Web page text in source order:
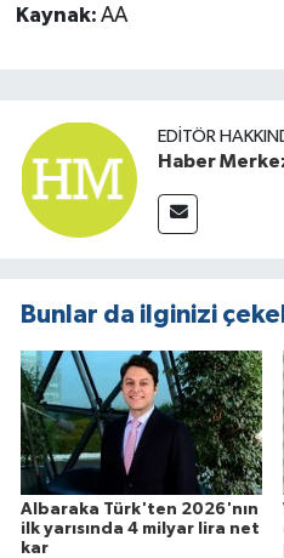
Kaynak: AA
EDITÖR
Haber
Bunlar da ilginizi
Albaraka Türk'ten 2026'nın
ilk yarısında 4 milyar lira net
kar